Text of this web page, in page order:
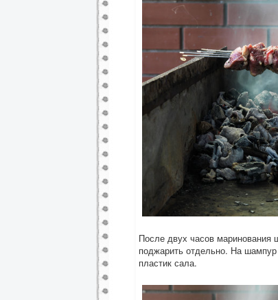
После двух часов
поджарить отдельно. На
пластик сала.